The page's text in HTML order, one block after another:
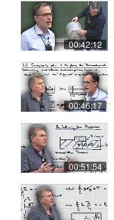
00:42:12
00:46:17
00:51:54